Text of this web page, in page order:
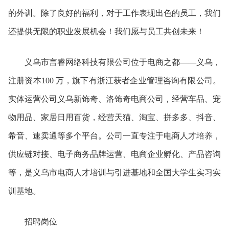
的外训。除了良好的福利，对于工作表现出色的员工，我们
还提供无限的职业发展机会！我们愿与员工共创未来！
义乌市言睿网络科技有限公司位于电商之都——义乌，
注册资本100 万，旗下有浙江获者企业管理咨询有限公司。
实体运营公司义乌新饰奇、洛饰奇电商公司，经营车品、宠
物用品、家居日用百货，经营天猫、淘宝、拼多多、抖音、
希音、速卖通等多个平台。公司一直专注于电商人才培养，
供应链对接、电子商务品牌运营、电商企业孵化、产品咨询
等，是义乌市电商人才培训与引进基地和全国大学生实习实
训基地。
招聘岗位